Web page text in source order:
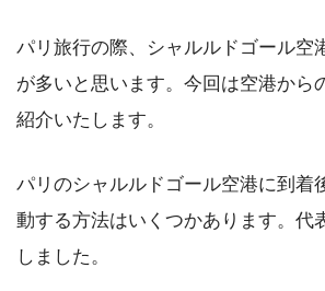
パリ旅行の際、シャルルドゴール空
が多いと思います。今回は空港から
紹介いたします。
パリのシャルルドゴール空港に到着
動する方法はいくつかあります。代
しました。